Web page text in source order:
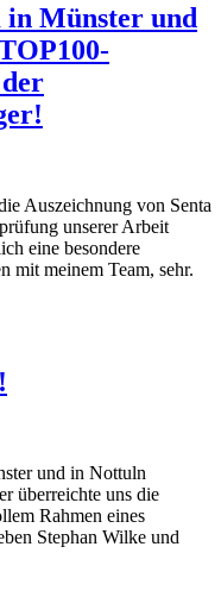
Münster und
Auszeichnung von Senta
unserer Arbeit
eine besondere
mit meinem Team, sehr.
und in Nottuln
überreichte uns die
Rahmen eines
Stephan Wilke und